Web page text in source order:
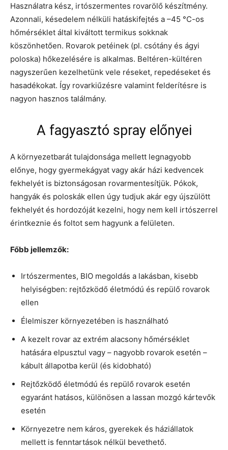
Használatra kész, irtószermentes rovarölő készítmény.
Azonnali, késedelem nélküli hatáskifejtés a –45 °C-os
hőmérséklet által kiváltott termikus sokknak
köszönhetően. Rovarok petéinek (pl. csótány és ágyi
poloska) hőkezelésére is alkalmas. Beltéren-kültéren
nagyszerűen kezelhetünk vele réseket, repedéseket és
hasadékokat. Így rovarkiűzésre valamint felderítésre is
nagyon hasznos találmány.
A fagyasztó spray előnyei
A környezetbarát tulajdonsága mellett legnagyobb
előnye, hogy gyermekágyat vagy akár házi kedvencek
fekhelyét is biztonságosan rovarmentesítjük. Pókok,
hangyák és poloskák ellen úgy tudjuk akár egy újszülött
fekhelyét és hordozóját kezelni, hogy nem kell irtószerrel
érintkeznie és foltot sem hagyunk a felületen.
Főbb jellemzők:
Irtószermentes, BIO megoldás a lakásban, kisebb
helyiségben: rejtőzködő életmódú és repülő rovarok
ellen
Élelmiszer környezetében is használható
A kezelt rovar az extrém alacsony hőmérséklet
hatására elpusztul vagy – nagyobb rovarok esetén –
kábult állapotba kerül (és kidobható)
Rejtőzködő életmódú és repülő rovarok esetén
egyaránt hatásos, különösen a lassan mozgó kártevők
esetén
Környezetre nem káros, gyerekek és háziállatok
mellett is fenntartások nélkül bevethető.